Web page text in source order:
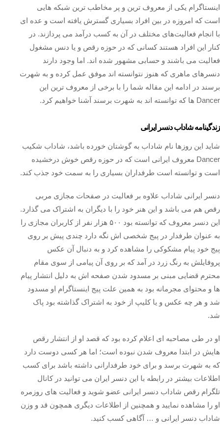
اینستاگرام یکی از معروف ترین و پر مخاطب ترین شبکه هایی
است که امروزه در بین افراد بسیاری گسترش یافته است و عده ای
با انجام فعالیت‌های مختلف در آن به کسب درآمد می پردازند. در
کنار این افراد هستند کسانی که در حوزه رقص و یا دنس مشغول
فعالیت می باشند و حسابی مشهور شده‌ اند. اما وجود دارند
دنسرهای ماهری که هنوز نتوانسته اند موفق عمل کرده و به شهرت
برسند در ادامه این مقاله شما را با برخی از معروف ترین این
Dancer ها که توانسته اند به شهرت برسند آشنا خواهیم کرد.
زندگینامه شاداب دنسر ایرانی
شاید این روزها نام شاداب به گوشتان خورده باشد، شاداب شکیب
Dancer معروف ایرانی است که در حوزه رقص خوش درخشیده
است و توانسته است طرفداران بسیاری را به سمت خود جذب کند.
دنسر ایرانی شاداب علاوه بر فعالیت در صفحات مجازی مربی
رقص هم می باشد و این هنر خود را با دیگران به اشتراک می گذارد.
این دنسر معروف که توانسته بود ۵۰۰ هزار نفر از کاربران مجازی را
به عنوان طرفدار در پیج شخصی اش نگه دارد چندی پیش بر روی
پیج خود پیام مشکوکی را مشاهده کرد و به دنبال آن عکس
پروفایلش به رنگ زرد در آمد که بر روی آن پیامی از سوی مقام
محترم قضایی مبنی بر مسدود شدن صفحه اش به دلیل انتشار پیام
ها و محتوای مجرمانه بود به همین علت پیج اینستاگرام او مسدود
شد و هر چه عکس و یا کلیپ از خود به اشتراک گذاشته بود پاک
شد.
او در طی مصاحبه ای اعلام کرده بود که قصد او از انتشار رقص
هایش در ابتدا معروف شدن نبوده است؛ اما هر کسی دوست دارد
که به شهرت برسد و برای خود طرفدارانی داشته باشد برای کسب
اطلاعات بیشتر در رابطه با این دنسر ایران می توانید در کانال
تلگرام رقص شاداب دنسر ایرانی عضو شوید و فعالیت‌ های روزمره
او را مشاهده نمایید و همچنین از اطلاعات دیگری همچون قد و وزن
شاداب دنسر ایرانی و … آگاهی کسب کنید.